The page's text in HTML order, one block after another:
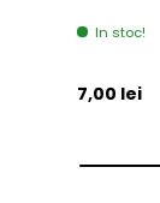
In stoc!
Pret initial
7,00 lei